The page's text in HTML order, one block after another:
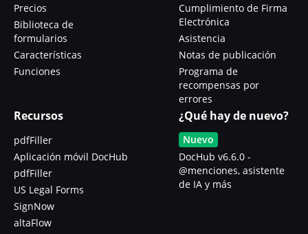
Precios
Biblioteca de
formularios
Características
Funciones
Cumplimiento de Firma
Electrónica
Asistencia
Notas de publicación
Programa de
recompensas por
errores
Recursos
pdfFiller
Aplicación móvil DocHub
pdfFiller
US Legal Forms
SignNow
altaFlow
¿Qué hay de nuevo?
Nuevo
DocHub v6.6.0 -
@menciones, asistente
de IA y más